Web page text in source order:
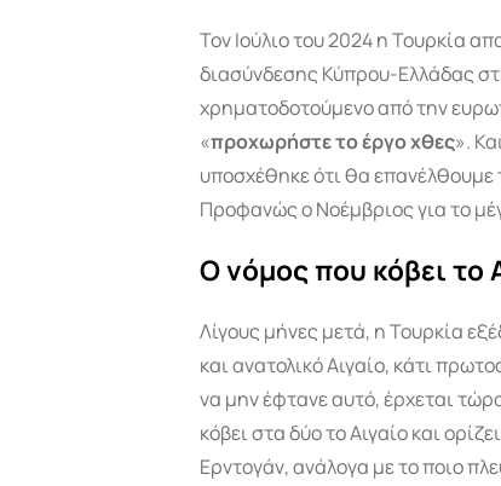
Τον Ιούλιο του 2024 η Τουρκία
διασύνδεσης Κύπρου-Ελλάδας
χρηματοδοτούμενο από την
«προχωρήστε το έργο χθες».
υποσχέθηκε ότι θα
Προφανώς ο Νοέμβριος για το
Ο νόμος που κόβει το
Λίγους μήνες μετά, η Τουρκία
και ανατολικό Αιγαίο, κάτι
να μην έφτανε αυτό, έρχεται
κόβει στα δύο το Αιγαίο και
Ερντογάν, ανάλογα με το ποιο